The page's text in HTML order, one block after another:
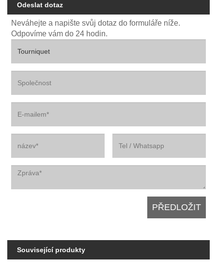
Odeslat dotaz
Neváhejte a napište svůj dotaz do formuláře níže.
Odpovíme vám do 24 hodin.
Související produkty